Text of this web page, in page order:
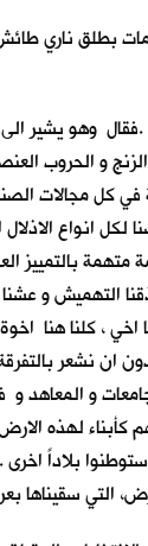
بطلق ناري
وهو يشير الى
و الحروب
مجالات
انواع
بالتمييز
التهميش و
، كلنا هنا
ان نشعر
و المعاهد
لهذه
استوطنوا
التي سقيناها